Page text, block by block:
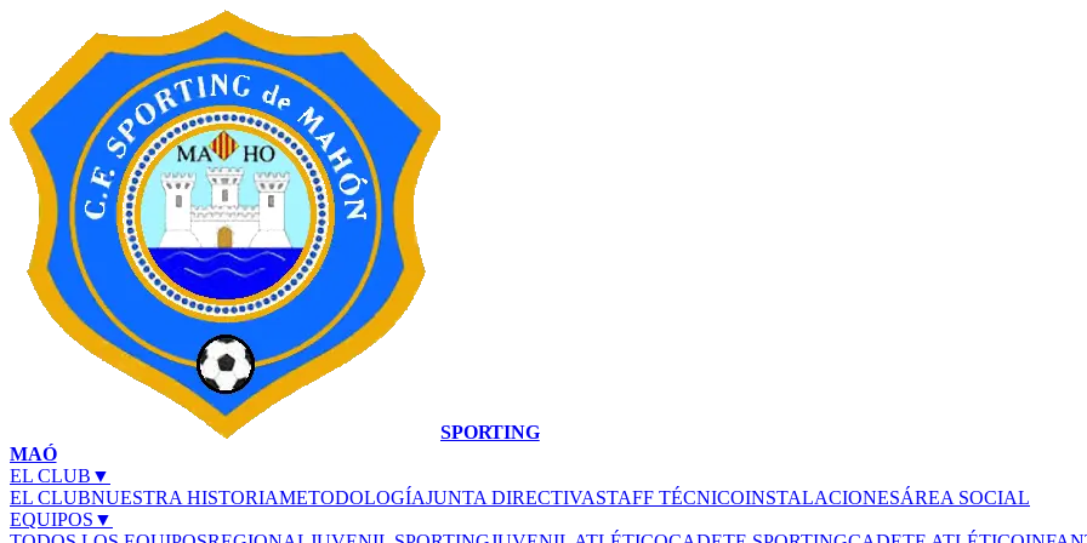
SPORTING
MAÓ
EL CLUB ▼
EL CLUBNUESTRA HISTORIAMETODOLOGÍAJUNTA DIRECTIVASTAFF TÉCNICOINSTALACIONESÁREA SOCIAL
EQUIPOS ▼